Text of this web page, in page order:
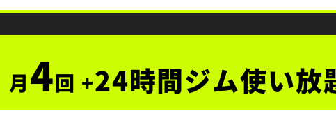
月4回 +24時間ジム使い放